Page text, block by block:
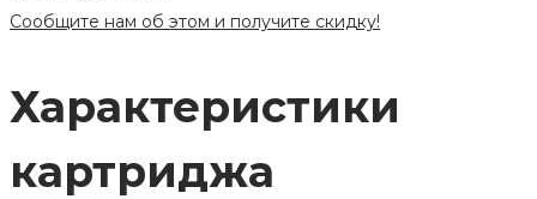
Сообщите нам об этом и получите скидку!
Характеристики
картриджа